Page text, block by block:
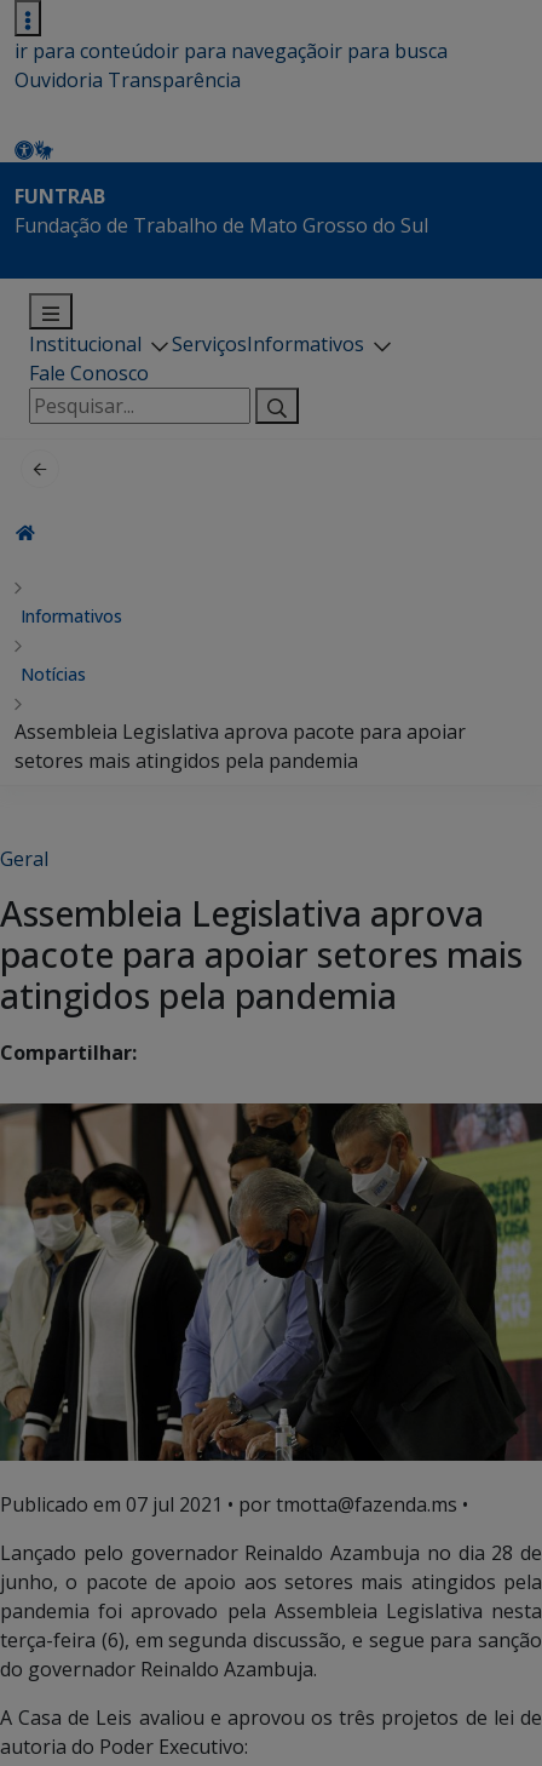
ir para conteúdoir para navegaçãoir para busca
Ouvidoria Transparência
FUNTRAB
Fundação de Trabalho de Mato Grosso do Sul
Institucional ServiçosInformativos
Fale Conosco
Pesquisar
por:
Informativos
Notícias
Assembleia Legislativa aprova pacote para apoiar
setores mais atingidos pela pandemia
Geral
Assembleia Legislativa aprova
pacote para apoiar setores mais
atingidos pela pandemia
Compartilhar:
Publicado em 07 jul 2021 • por tmotta@fazenda.ms •
Lançado pelo governador Reinaldo Azambuja no dia 28 de
junho, o pacote de apoio aos setores mais atingidos pela
pandemia foi aprovado pela Assembleia Legislativa nesta
terça-feira (6), em segunda discussão, e segue para sanção
do governador Reinaldo Azambuja.
A Casa de Leis avaliou e aprovou os três projetos de lei de
autoria do Poder Executivo: